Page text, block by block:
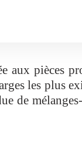
aux pièces
les plus
de